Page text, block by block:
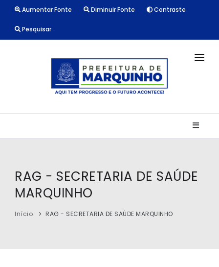
Aumentar Fonte Diminuir Fonte Contraste
Pesquisar
CONTATO
RAG - SECRETARIA DE SAÚDE
MARQUINHO
Início RAG - SECRETARIA DE SAÚDE MARQUINHO